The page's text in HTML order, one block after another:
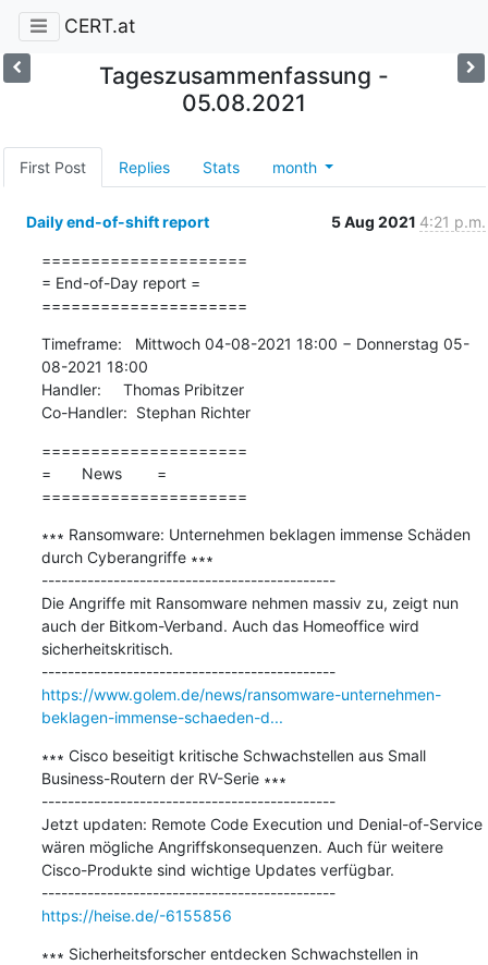
CERT.at
Tageszusammenfassung -
05.08.2021
First Post Replies Stats month
Daily end-of-shift report 5 Aug 2021 4:21 p.m.
=====================
= End-of-Day report =
=====================
Timeframe:   Mittwoch 04-08-2021 18:00 − Donnerstag 05-
08-2021 18:00
Handler:     Thomas Pribitzer
Co-Handler:  Stephan Richter
=====================
=       News        =
=====================
∗∗∗ Ransomware: Unternehmen beklagen immense Schäden
durch Cyberangriffe ∗∗∗
---------------------------------------------
Die Angriffe mit Ransomware nehmen massiv zu, zeigt nun
auch der Bitkom-Verband. Auch das Homeoffice wird
sicherheitskritisch.
---------------------------------------------
https://www.golem.de/news/ransomware-unternehmen-
beklagen-immense-schaeden-d...
∗∗∗ Cisco beseitigt kritische Schwachstellen aus Small
Business-Routern der RV-Serie ∗∗∗
---------------------------------------------
Jetzt updaten: Remote Code Execution und Denial-of-Service
wären mögliche Angriffskonsequenzen. Auch für weitere
Cisco-Produkte sind wichtige Updates verfügbar.
---------------------------------------------
https://heise.de/-6155856
∗∗∗ Sicherheitsforscher entdecken Schwachstellen in